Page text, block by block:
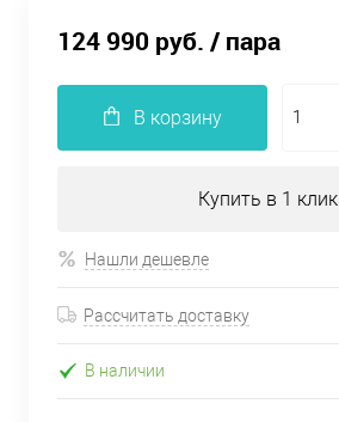
124 990 руб. / пара
В корзину
Купить в 1 клик
Нашли дешевле
Рассчитать доставку
В наличии